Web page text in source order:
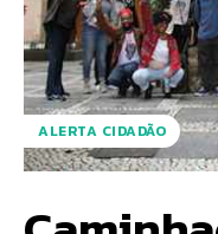
ALERTA CIDADÃO